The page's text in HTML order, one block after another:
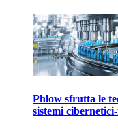
Phlow sfrutta le
sistemi